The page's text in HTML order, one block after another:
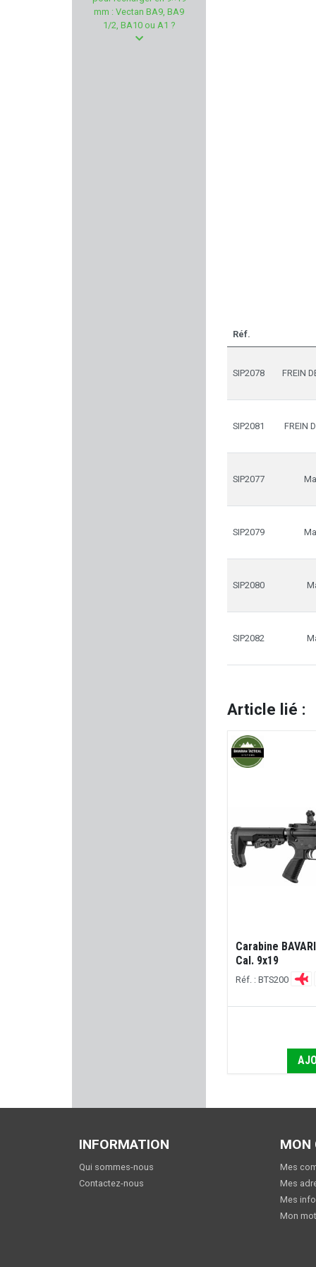
MAUSER
RIETTI
MIDLAND
mm : Vectan BA9, BA9
1/2, BA10 ou A1 ?
Réf.
SIP2078 FREIN
SIP2081 FREIN
SIP2077
SIP2079
SIP2080
SIP2082
Article lié :
Carabine
Cal. 9x19
Réf. : BTS200
INFORMATION
Qui sommes-nous
Contactez-nous
MON
Mes
Mes
Mes
Mon